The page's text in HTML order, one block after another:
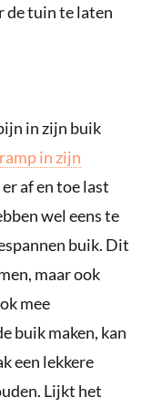
de tuin te laten
in zijn buik
in zijn
af en toe last
wel eens te
buik. Dit
maar ook
mee
buik maken, kan
een lekkere
Lijkt het